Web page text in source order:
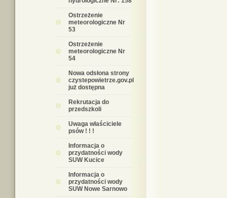
Ostrzeżenie
meteorologiczne Nr
53
Ostrzeżenie
meteorologiczne Nr
54
Nowa odsłona strony
czystepowietrze.gov.pl
już dostępna
Rekrutacja do
przedszkoli
Uwaga właściciele
psów ! ! !
Informacja o
przydatności wody
SUW Kucice
Informacja o
przydatności wody
SUW Nowe Sarnowo